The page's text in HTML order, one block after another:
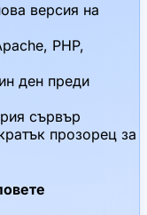
версия на
PHP,
ден преди
сървър
прозорец за